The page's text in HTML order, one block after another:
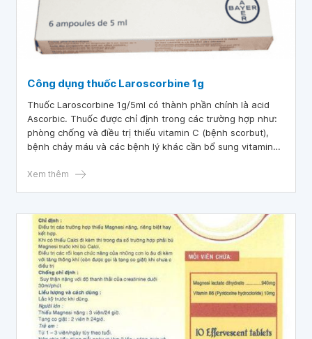
Công dụng thuốc Laroscorbine 1g
Thuốc Laroscorbine 1g/5ml có thành phần chính là acid
Ascorbic. Thuốc được chỉ định trong các trường hợp như:
phòng chống và điều trị thiếu vitamin C (bệnh scorbut),
bệnh chảy máu và các bệnh lý khác cần bổ sung vitamin
Xem thêm